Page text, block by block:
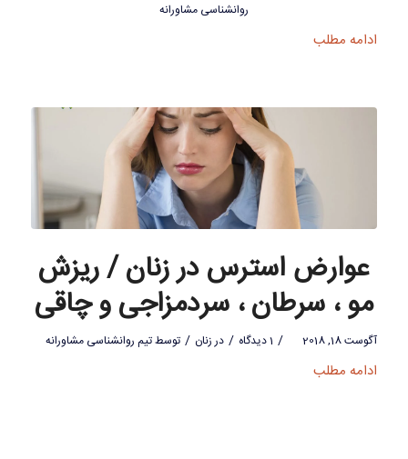
روانشناسی مشاورانه
ادامه مطلب
عوارض استرس در زنان / ریزش
مو ، سرطان ، سردمزاجی و چاقی
آگوست 18, 2018 / 1 دیدگاه / درزنان / توسطتیم روانشناسی مشاورانه
ادامه مطلب